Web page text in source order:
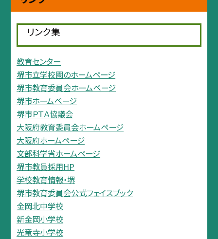
リンク集
教育センター
堺市立学校園のホームページ
堺市教育委員会ホームページ
堺市ホームページ
堺市ＰＴＡ協議会
大阪府教育委員会ホームページ
大阪府ホームページ
文部科学省ホームページ
堺市教員採用HP
学校教育情報・堺
堺市教育委員会公式フェイスブック
金岡北中学校
新金岡小学校
光竜寺小学校